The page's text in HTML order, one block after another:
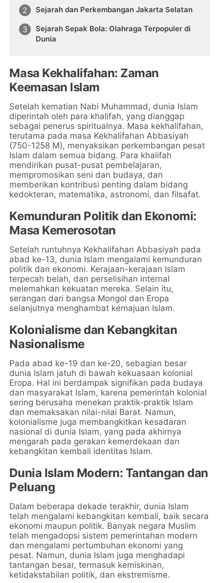
Sejarah dan Perkembangan Jakarta Selatan
Sejarah Sepak Bola: Olahraga Terpopuler di
Dunia
Masa Kekhalifahan: Zaman
Keemasan Islam
Setelah kematian Nabi Muhammad, dunia Islam
diperintah oleh para khalifah, yang dianggap
sebagai penerus spiritualnya. Masa kekhalifahan,
terutama pada masa Kekhalifahan Abbasiyah
(750-1258 M), menyaksikan perkembangan pesat
Islam dalam semua bidang. Para khalifah
mendirikan pusat-pusat pembelajaran,
mempromosikan seni dan budaya, dan
memberikan kontribusi penting dalam bidang
kedokteran, matematika, astronomi, dan filsafat.
Kemunduran Politik dan Ekonomi:
Masa Kemerosotan
Setelah runtuhnya Kekhalifahan Abbasiyah pada
abad ke-13, dunia Islam mengalami kemunduran
politik dan ekonomi. Kerajaan-kerajaan Islam
terpecah belah, dan perselisihan internal
melemahkan kekuatan mereka. Selain itu,
serangan dari bangsa Mongol dan Eropa
selanjutnya menghambat kemajuan Islam.
Kolonialisme dan Kebangkitan
Nasionalisme
Pada abad ke-19 dan ke-20, sebagian besar
dunia Islam jatuh di bawah kekuasaan kolonial
Eropa. Hal ini berdampak signifikan pada budaya
dan masyarakat Islam, karena pemerintah kolonial
sering berusaha menekan praktik-praktik Islam
dan memaksakan nilai-nilai Barat. Namun,
kolonialisme juga membangkitkan kesadaran
nasional di dunia Islam, yang pada akhirnya
mengarah pada gerakan kemerdekaan dan
kebangkitan kembali identitas Islam.
Dunia Islam Modern: Tantangan dan
Peluang
Dalam beberapa dekade terakhir, dunia Islam
telah mengalami kebangkitan kembali, baik secara
ekonomi maupun politik. Banyak negara Muslim
telah mengadopsi sistem pemerintahan modern
dan mengalami pertumbuhan ekonomi yang
pesat. Namun, dunia Islam juga menghadapi
tantangan besar, termasuk kemiskinan,
ketidakstabilan politik, dan ekstremisme.